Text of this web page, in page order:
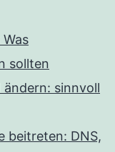
sollten
ändern: sinnvoll
beitreten: DNS,